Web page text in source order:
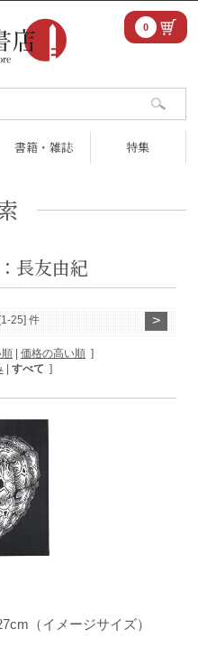
書籍・雑誌 特集
0
長友由紀
25] 件 >
価格の高い順 ]
| すべて ]
（イメージサイズ）